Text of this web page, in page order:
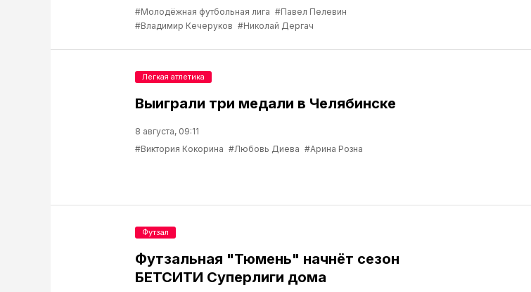
#Молодёжная футбольная лига #Павел Пелевин
#Владимир Кечеруков #Николай Дергач
Выиграли три медали в Челябинске
8 августа, 09:11
#Виктория Кокорина #Любовь Диева #Арина Розна
Легкая атлетика
Футзальная "Тюмень" начнёт сезон
БЕТСИТИ Суперлиги дома
Футзал